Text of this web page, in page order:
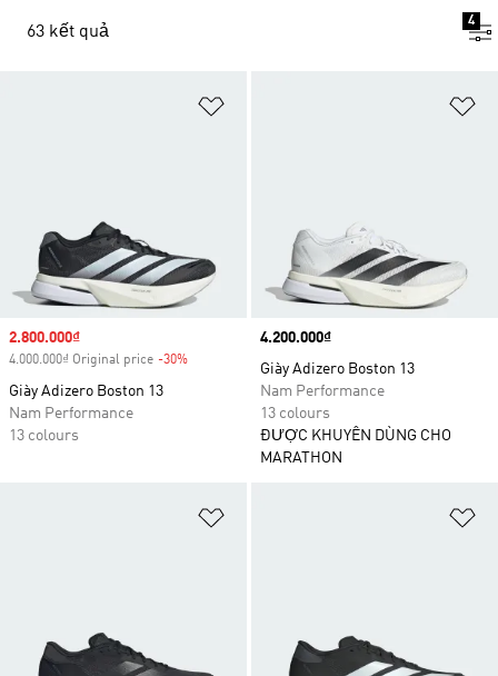
63 kết quả
4
Sale price
2.800.000₫
4.000.000₫ Original price -30%
Giày Adizero Boston 13
Nam Performance
13 colours
Price
4.200.000₫
Giày Adizero Boston 13
Nam Performance
13 colours
ĐƯỢC KHUYÊN DÙNG CHO
MARATHON